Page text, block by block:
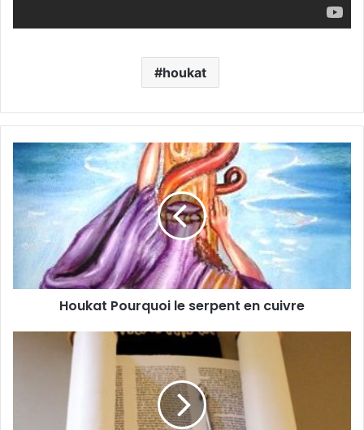
houkat
Houkat Pourquoi le serpent en cuivre